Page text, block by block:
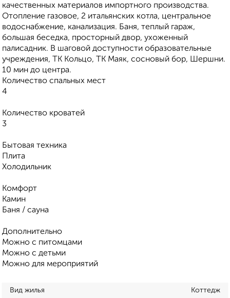
качественных материалов импортного производства.
Отопление газовое, 2 итальянских котла, центральное
водоснабжение, канализация. Баня, теплый гараж,
большая беседка, просторный двор, ухоженный
палисадник. В шаговой доступности образовательные
учреждения, ТК Кольцо, ТК Маяк, сосновый бор, Шершни.
10 мин до центра.
Количество спальных мест
4
Количество кроватей
3
Бытовая техника
Плита
Холодильник
Комфорт
Камин
Баня / сауна
Дополнительно
Можно с питомцами
Можно с детьми
Можно для мероприятий
Вид жилья Коттедж